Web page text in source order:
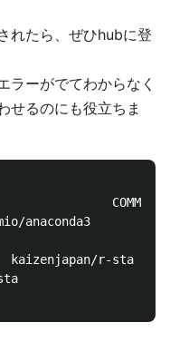
れたら、ぜひhubに登
ラーがでてわからなく
せるのにも役立ちま
kaizenjapan/r-sta